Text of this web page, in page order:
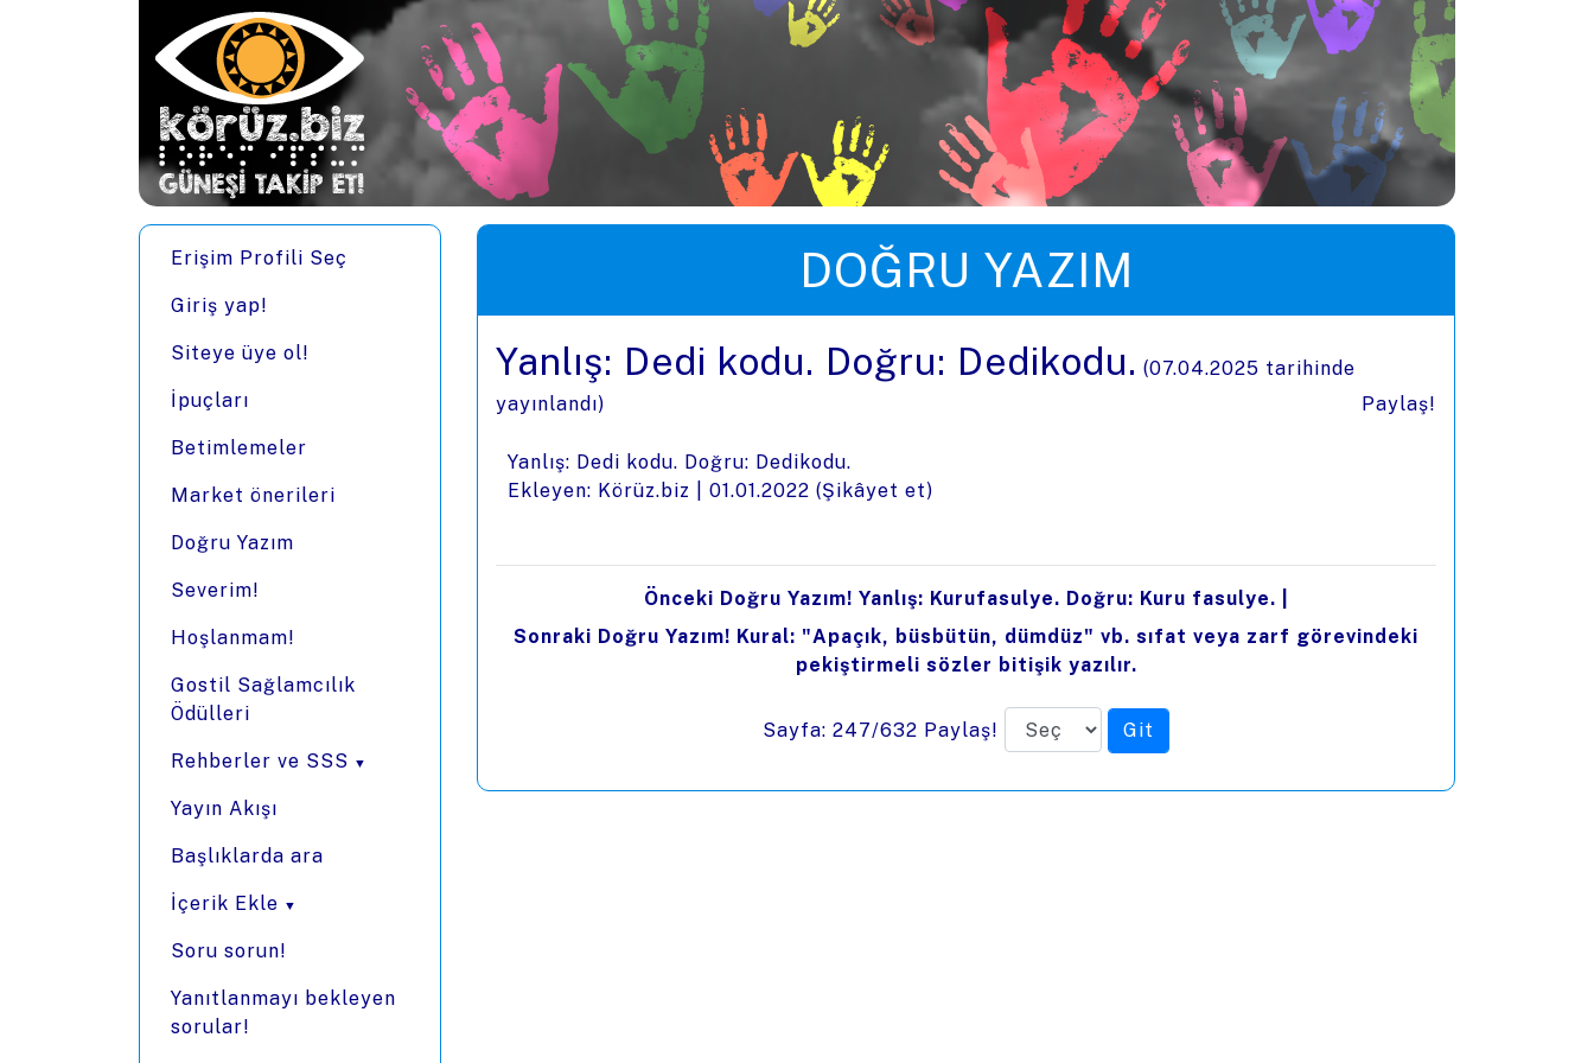
Ana içeriğe zıpla
Erişim Profili Seç
Giriş yap!
Siteye üye ol!
İpuçları
Betimlemeler
Market önerileri
Doğru Yazım
Severim!
Hoşlanmam!
Gostil Sağlamcılık
Ödülleri
Rehberler ve SSS
Yayın Akışı
Başlıklarda ara
İçerik Ekle
Soru sorun!
Yanıtlanmayı bekleyen
sorular!
DOĞRU YAZIM
Yanlış: Dedi kodu. Doğru: Dedikodu. (07.04.2025 tarihinde
yayınlandı)
Paylaş!
Yanlış: Dedi kodu. Doğru: Dedikodu.
Ekleyen: Körüz.biz | 01.01.2022 (Şikâyet et)
Önceki Doğru Yazım! Yanlış: Kurufasulye. Doğru: Kuru fasulye.
Sonraki Doğru Yazım! Kural: "Apaçık, büsbütün, dümdüz" vb. sıfat veya zarf görevindeki
pekiştirmeli sözler bitişik yazılır.
Sayfa: 247/632 Paylaş!